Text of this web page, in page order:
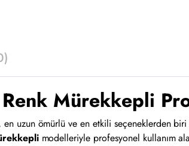
Mürekkepli
uzun ömürlü ve en etkili seçeneklerden biri
modelleriyle profesyonel kullanım